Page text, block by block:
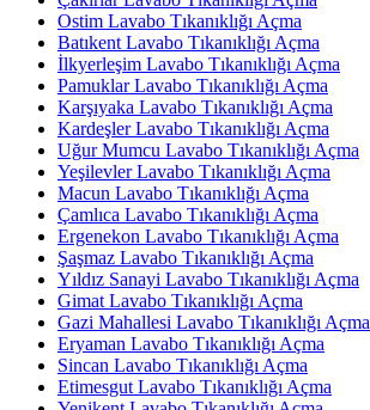
Ostim Lavabo Tıkanıklığı Açma
Batıkent Lavabo Tıkanıklığı Açma
İlkyerleşim Lavabo Tıkanıklığı Açma
Pamuklar Lavabo Tıkanıklığı Açma
Karşıyaka Lavabo Tıkanıklığı Açma
Kardeşler Lavabo Tıkanıklığı Açma
Uğur Mumcu Lavabo Tıkanıklığı Açma
Yeşilevler Lavabo Tıkanıklığı Açma
Macun Lavabo Tıkanıklığı Açma
Çamlıca Lavabo Tıkanıklığı Açma
Ergenekon Lavabo Tıkanıklığı Açma
Şaşmaz Lavabo Tıkanıklığı Açma
Yıldız Sanayi Lavabo Tıkanıklığı Açma
Gimat Lavabo Tıkanıklığı Açma
Gazi Mahallesi Lavabo Tıkanıklığı Açma
Eryaman Lavabo Tıkanıklığı Açma
Sincan Lavabo Tıkanıklığı Açma
Etimesgut Lavabo Tıkanıklığı Açma